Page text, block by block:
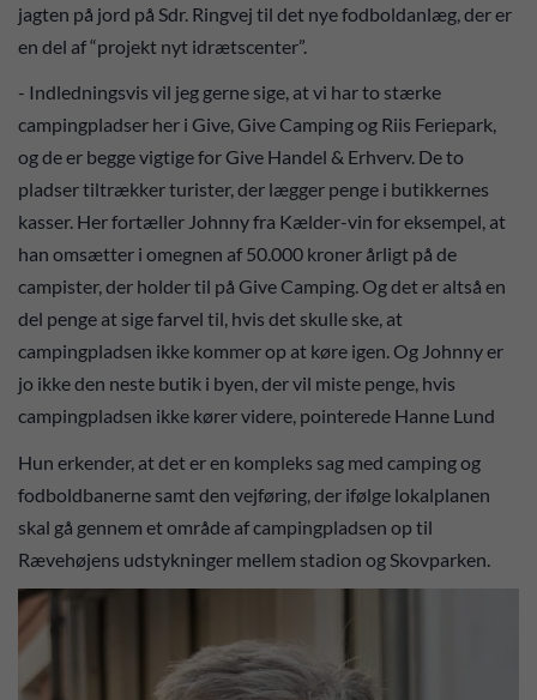
jagten på jord på Sdr. Ringvej til det nye fodboldanlæg, der er
en del af “projekt nyt idrætscenter”.
- Indledningsvis vil jeg gerne sige, at vi har to stærke
campingpladser her i Give, Give Camping og Riis Feriepark,
og de er begge vigtige for Give Handel & Erhverv. De to
pladser tiltrækker turister, der lægger penge i butikkernes
kasser. Her fortæller Johnny fra Kælder-vin for eksempel, at
han omsætter i omegnen af 50.000 kroner årligt på de
campister, der holder til på Give Camping. Og det er altså en
del penge at sige farvel til, hvis det skulle ske, at
campingpladsen ikke kommer op at køre igen. Og Johnny er
jo ikke den neste butik i byen, der vil miste penge, hvis
campingpladsen ikke kører videre, pointerede Hanne Lund
Hun erkender, at det er en kompleks sag med camping og
fodboldbanerne samt den vejføring, der ifølge lokalplanen
skal gå gennem et område af campingpladsen op til
Rævehøjens udstykninger mellem stadion og Skovparken.